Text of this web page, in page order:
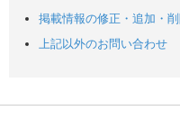
掲載情報の修正・追加・
上記以外のお問い合わせ